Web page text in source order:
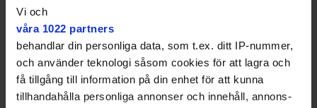
Vi och
våra 1022 partners
behandlar din personliga data, som t.ex. ditt IP-nummer,
och använder teknologi såsom cookies för att lagra och
få tillgång till information på din enhet för att kunna
tillhandahålla personliga annonser och innehåll, annons-
Det är problematiskt när vi ser
att många blir sjuka.
Han vill inte ifrågasätta Livsmedelsverket, men tycker
att fokuset på ukrainska ägg är olyckligt.